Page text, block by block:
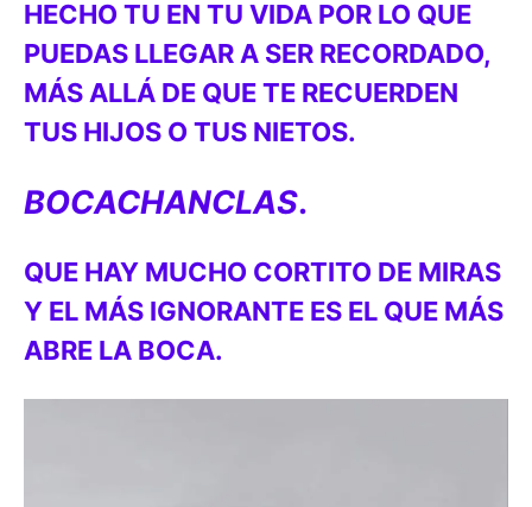
HECHO TU EN TU VIDA POR LO QUE
PUEDAS LLEGAR A SER RECORDADO,
MÁS ALLÁ DE QUE TE RECUERDEN
TUS HIJOS O TUS NIETOS.
BOCACHANCLAS.
QUE HAY MUCHO CORTITO DE MIRAS
Y EL MÁS IGNORANTE ES EL QUE MÁS
ABRE LA BOCA.